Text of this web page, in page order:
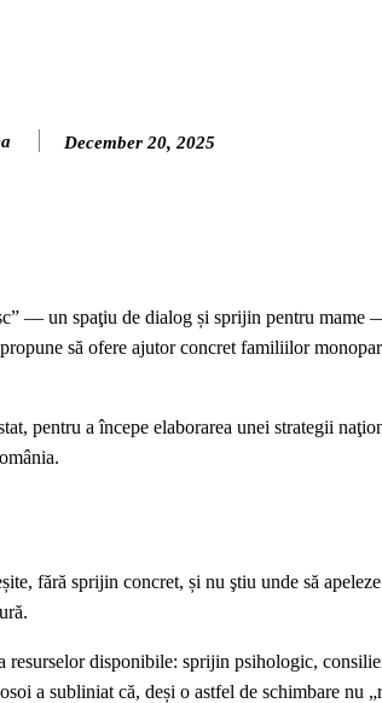
December 20, 2025
— un spaţiu de dialog și sprijin pentru mame
să ofere ajutor concret familiilor
pentru a începe elaborarea unei strategii
fără sprijin concret, și nu ştiu unde să
resurselor disponibile: sprijin psihologic,
a subliniat că, deși o astfel de schimbare nu